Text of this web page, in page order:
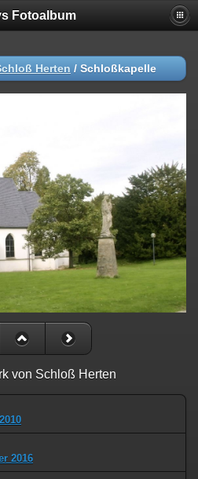
Fotoalbum
Herten / Schloßkapelle
von Schloß Herten
2016